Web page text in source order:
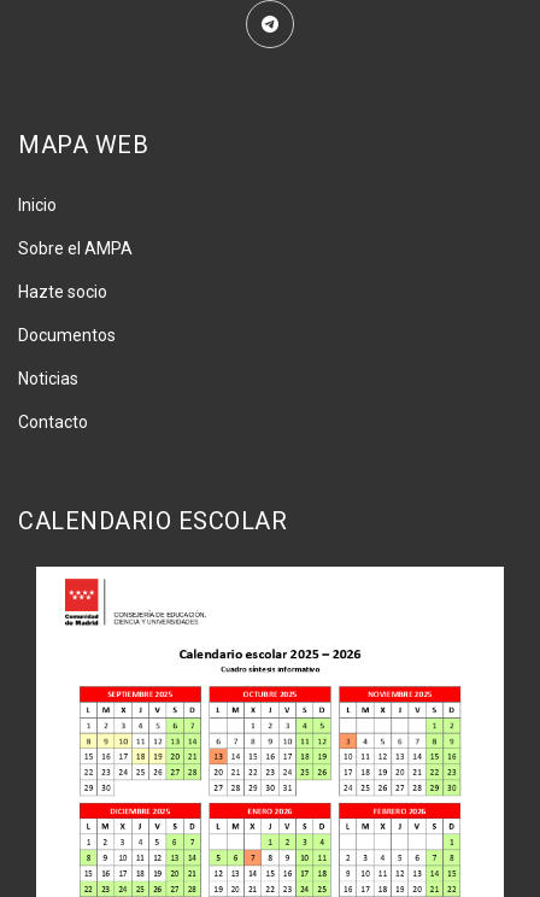
MAPA WEB
Inicio
Sobre el AMPA
Hazte socio
Documentos
Noticias
Contacto
CALENDARIO ESCOLAR